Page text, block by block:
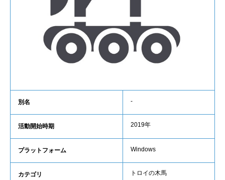
別名 -
活動開始時期 2019年
プラットフォーム Windows
カテゴリ トロイの木馬